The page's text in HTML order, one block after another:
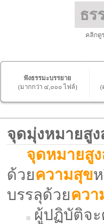
ธร
คลิกดู
ฟังธรรมะบรรยาย
(มากกว่า ๔,๐๐๐ ไฟล์)
(
จุดมุ่งหมายสู
จุดหมายสู
ด้วยความสุข
บรรลุด้วยคว
ผู้ปฏิบัติจะ